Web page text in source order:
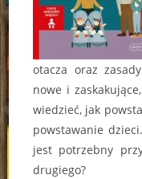
otacza oraz
nowe i
wiedzieć, jak
powstawanie
jest potrzebny
drugiego?